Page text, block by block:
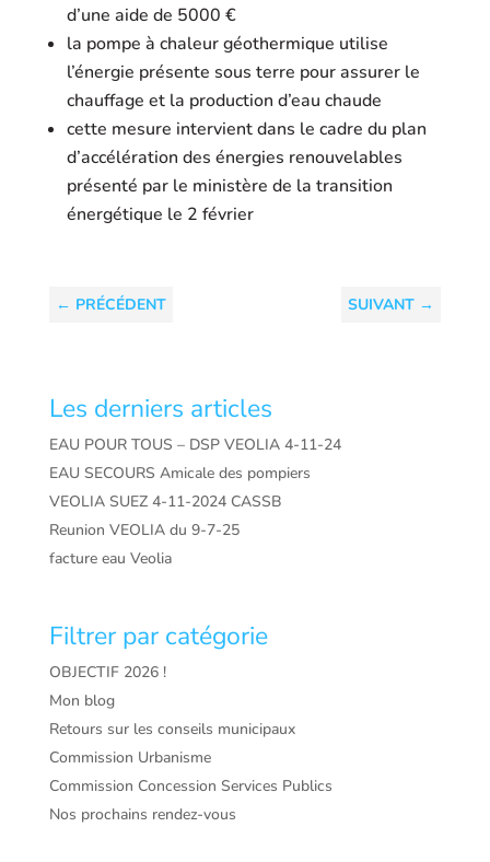
d’une aide de 5000 €
la pompe à chaleur géothermique utilise
l’énergie présente sous terre pour assurer le
chauffage et la production d’eau chaude
cette mesure intervient dans le cadre du plan
d’accélération des énergies renouvelables
présenté par le ministère de la transition
énergétique le 2 février
← PRÉCÉDENT SUIVANT →
Les derniers articles
EAU POUR TOUS – DSP VEOLIA 4-11-24
EAU SECOURS Amicale des pompiers
VEOLIA SUEZ 4-11-2024 CASSB
Reunion VEOLIA du 9-7-25
facture eau Veolia
Filtrer par catégorie
OBJECTIF 2026 !
Mon blog
Retours sur les conseils municipaux
Commission Urbanisme
Commission Concession Services Publics
Nos prochains rendez-vous